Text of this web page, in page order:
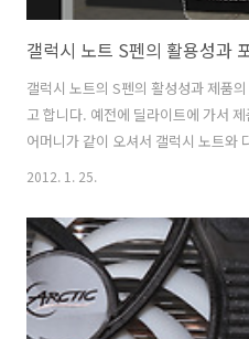
갤럭시 노트 S펜의 활용성과
갤럭시 노트의 S펜의 활성성과 제품
고 합니다. 예전에 딜라이트에 가서
어머니가 같이 오셔서 갤럭시 노트와
서 만져보는것을 본적이 있습니다. 이
물론 그렇게 설명해 드리니 더 고민
생각을 좀 더 느낄 수 있는 시간이기
이건 별로고 이건 괜찮아 보이더라도
기준으로 스마트폰을 처음 시작할 수
는 큰 화면에 버튼이 크게 나오는 시
2012. 1. 25.